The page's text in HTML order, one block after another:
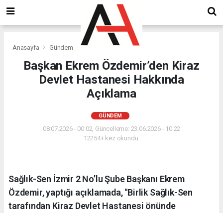
Anasayfa Gündem
Başkan Ekrem Özdemir’den Kiraz
Devlet Hastanesi Hakkında
Açıklama
GÜNDEM
08.07.2026 - 00:02, Güncelleme: 23.06.2026 - 10:22
12254+ kez okundu.
Sağlık-Sen İzmir 2 No’lu Şube Başkanı Ekrem
Özdemir, yaptığı açıklamada, "Birlik Sağlık-Sen
tarafından Kiraz Devlet Hastanesi önünde